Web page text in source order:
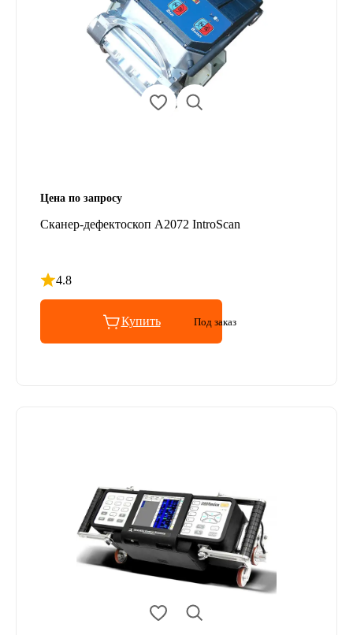
Цена по запросу
Сканер-дефектоскоп А2072 IntroScan
4.8
Рейтинг 4.8 из 5
Купить Под заказ